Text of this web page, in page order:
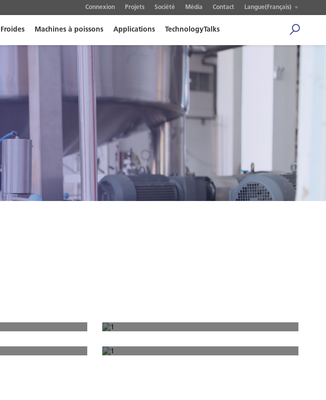
Connexion Projets Société Média Contact Langue(Français)
Machines à poissons Applications TechnologyTalks